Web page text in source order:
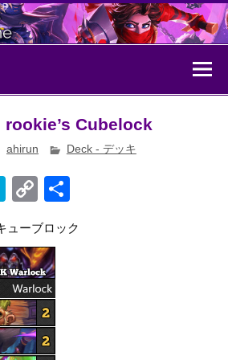
BeerBrick
Hearthstone
Cubelock
ahirun Deck - デッキ
H
e
n
a
C
o
p
y
Li
n
k
ューブロック